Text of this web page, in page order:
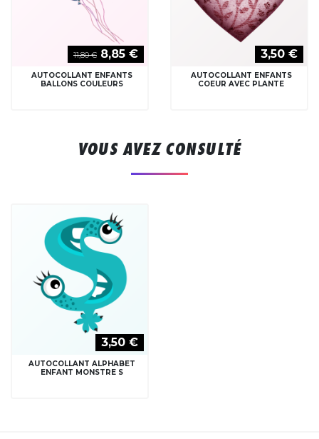
11,80 € 8,85 €
AUTOCOLLANT ENFANTS
BALLONS COULEURS
3,50 €
AUTOCOLLANT ENFANTS
COEUR AVEC PLANTE
VOUS AVEZ CONSULTÉ
3,50 €
AUTOCOLLANT ALPHABET
ENFANT MONSTRE S